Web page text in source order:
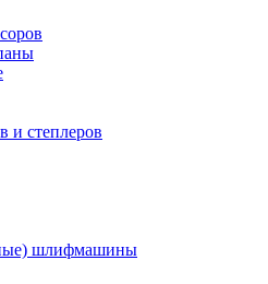
и степлеров
шлифмашины